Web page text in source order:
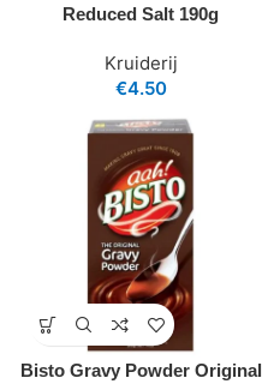
Reduced Salt 190g
Kruiderij
€4.50
Bisto Gravy Powder Original